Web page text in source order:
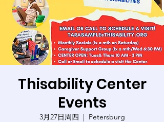
Thisability Center
Events
3月27日周四
  |
Petersburg